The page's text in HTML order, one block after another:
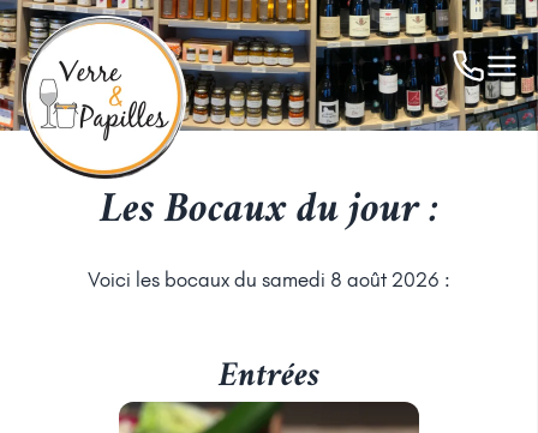
Les Bocaux du jour :
Voici les bocaux du samedi 8 août 2026 :
Entrées